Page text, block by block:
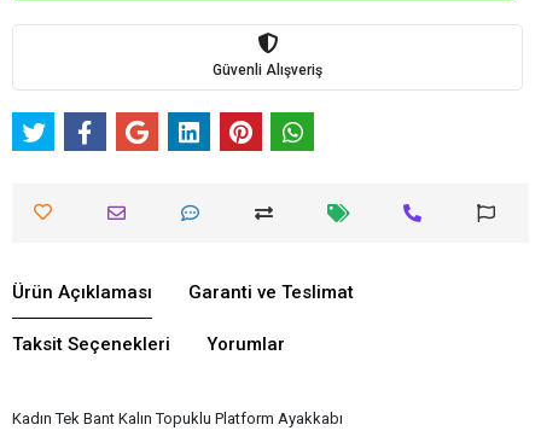
Güvenli Alışveriş
Ürün Açıklaması Garanti ve Teslimat
Taksit Seçenekleri Yorumlar
Kadın Tek Bant Kalın Topuklu Platform Ayakkabı